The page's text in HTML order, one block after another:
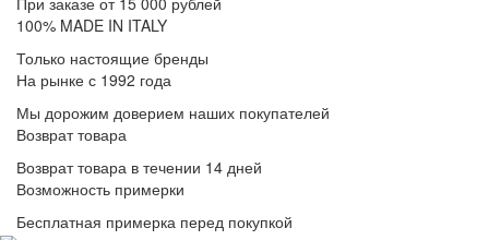
100% MADE IN ITALY
Только настоящие бренды
На рынке с 1992 года
Мы дорожим доверием наших покупателей
Возврат товара
Возврат товара в течении 14 дней
Возможность примерки
Бесплатная примерка перед покупкой